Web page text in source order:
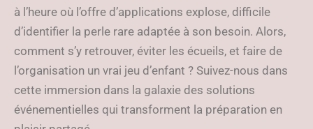
à l’heure où l’offre d’applications explose, difficile
d’identifier la perle rare adaptée à son besoin. Alors,
comment s’y retrouver, éviter les écueils, et faire de
l’organisation un vrai jeu d’enfant ? Suivez-nous dans
cette immersion dans la galaxie des solutions
événementielles qui transforment la préparation en